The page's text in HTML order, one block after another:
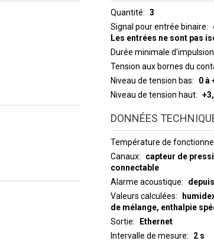
Quantité
3
Signal pour entrée binaire
Les entrées ne sont pas
Durée minimale
Tension aux bornes du
Niveau de tension bas
0 à
Niveau de tension haut
DONNÉES
Température de
Canaux
capteur de
connectable
Alarme acoustique
Valeurs calculées
de mélange, enthalpie
Sortie
Ethernet
Intervalle de mesure
2 s